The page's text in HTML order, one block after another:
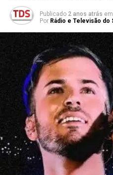
Publicado 2 anos atrás em
Por Rádio e Televisão do